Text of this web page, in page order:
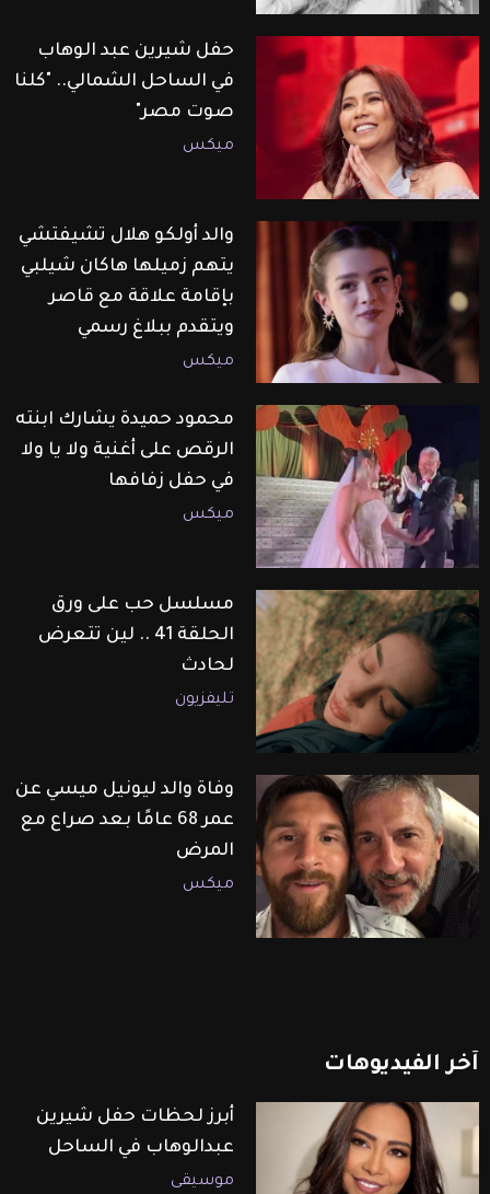
حفل شيرين عبد الوهاب
في الساحل الشمالي.. "كلنا
صوت مصر"
ميكس
والد أولكو هلال تشيفتشي
يتهم زميلها هاكان شيلبي
بإقامة علاقة مع قاصر
ويتقدم ببلاغ رسمي
ميكس
محمود حميدة يشارك ابنته
الرقص على أغنية ولا يا ولا
في حفل زفافها
ميكس
مسلسل حب على ورق
الحلقة 41 .. لين تتعرض
لحادث
تليفزيون
وفاة والد ليونيل ميسي عن
عمر 68 عامًا بعد صراع مع
المرض
ميكس
آخر الفيديوهات
أبرز لحظات حفل شيرين
عبدالوهاب في الساحل
موسيقى